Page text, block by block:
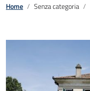
Home Senza categoria